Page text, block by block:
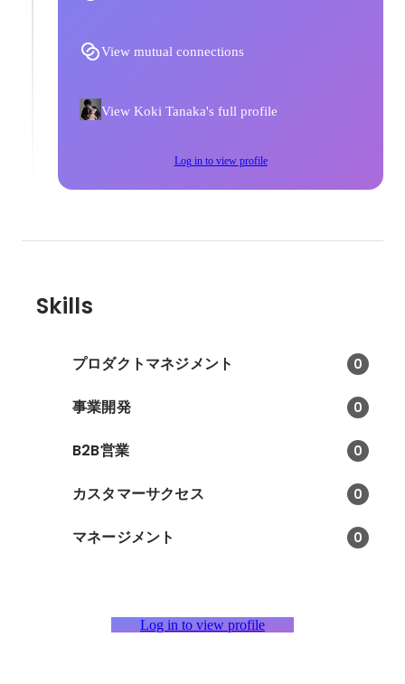
View mutual connections
View Koki Tanaka's full profile
Log in to view profile
Skills
プロダクトマネジメント 0
事業開発 0
B2B営業 0
カスタマーサクセス 0
マネージメント 0
Log in to view profile